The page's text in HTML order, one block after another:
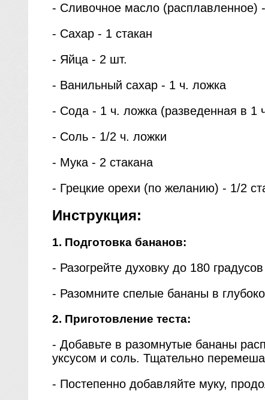
- Сливочное масло (расплавленное)
- Сахар - 1 стакан
- Яйца - 2 шт.
- Ванильный сахар - 1 ч. ложка
- Сода - 1 ч. ложка (разведенная в 1
- Соль - 1/2 ч. ложки
- Мука - 2 стакана
- Грецкие орехи (по желанию) - 1/2
Инструкция:
1. Подготовка бананов:
- Разогрейте духовку до 180
- Разомните спелые бананы в
2. Приготовление теста:
- Добавьте в разомнутые бананы
уксусом и соль. Тщательно
- Постепенно добавляйте муку,